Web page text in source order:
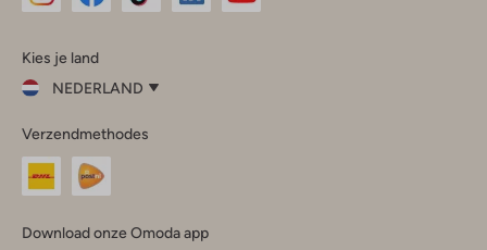
InstagramFacebook
Kies je land
NEDERLAND
je
land
Nederland
Verzendmethodes
Download onze Omoda app